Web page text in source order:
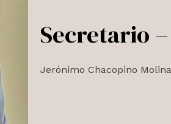
Secretario –
Jerónimo Chacopino Molina